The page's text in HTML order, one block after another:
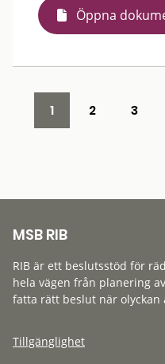
Öppna
1 2 3
MSB RIB
RIB är ett beslutsstöd för
hela vägen från planering
fatta rätt beslut när olyckan
Tillgänglighet